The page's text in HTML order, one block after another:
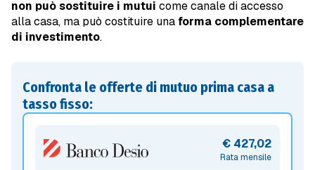
non può sostituire i mutui come canale di accesso
alla casa, ma può costituire una forma complementare
di investimento.
Confronta le offerte di mutuo prima casa a
tasso fisso:
Rata mensile
€ 427,02